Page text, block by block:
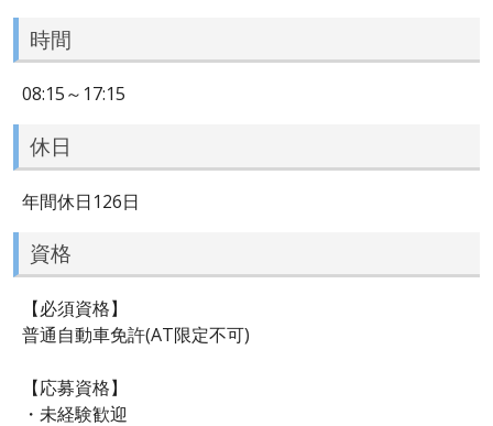
時間
08:15～17:15
休日
年間休日126日
資格
【必須資格】
普通自動車免許(AT限定不可)
【応募資格】
・未経験歓迎